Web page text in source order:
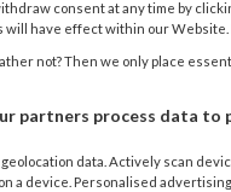
Holland-
inkomen
kwaliteit van
significant af.
consent at any time by
will have effect within our Website.
not? Then we only place
partners process data to
data. Actively scan
a device. Personalised